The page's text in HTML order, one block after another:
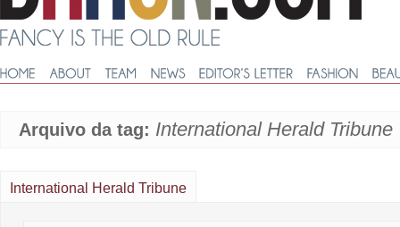
Arquivo da tag: International Herald Tribune
International Herald Tribune